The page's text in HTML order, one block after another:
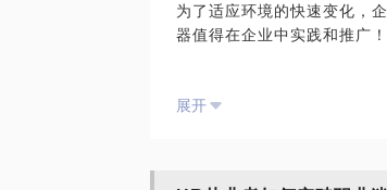
策略战、心理战和法律战三
分析员工的各种情况，有效
为了适应环境的快速变化，
器值得在企业中实践和推广！
帮助公司上下确定重点工作
展开